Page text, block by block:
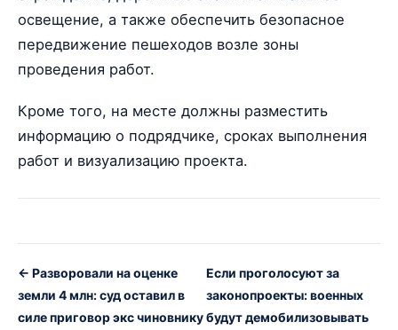
освещение, а также обеспечить безопасное
передвижение пешеходов возле зоны
проведения работ.
Кроме того, на месте должны разместить
информацию о подрядчике, сроках выполнения
работ и визуализацию проекта.
← Разворовали на оценке
земли 4 млн: суд оставил в
силе приговор экс чиновнику
Если проголосуют за
законопроекты: военных
будут демобилизовывать